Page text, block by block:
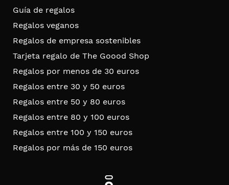
Guía de regalos
Regalos veganos
Regalos de empresa sostenibles
Tarjeta regalo de The Goood Shop
Regalos por menos de 30 euros
Regalos entre 30 y 50 euros
Regalos entre 50 y 80 euros
Regalos entre 80 y 100 euros
Regalos entre 100 y 150 euros
Regalos por más de 150 euros